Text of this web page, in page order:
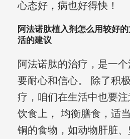
心态好，病也好得快！
阿法诺肽植入剂怎么用较好
活的建议
阿法诺肽的治疗，是一
要耐心和信心。 除了积
疗，咱们在生活中也要
饮食上， 均衡膳食，适
铜的食物，如动物肝脏